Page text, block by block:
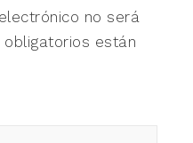
no será
obligatorios están